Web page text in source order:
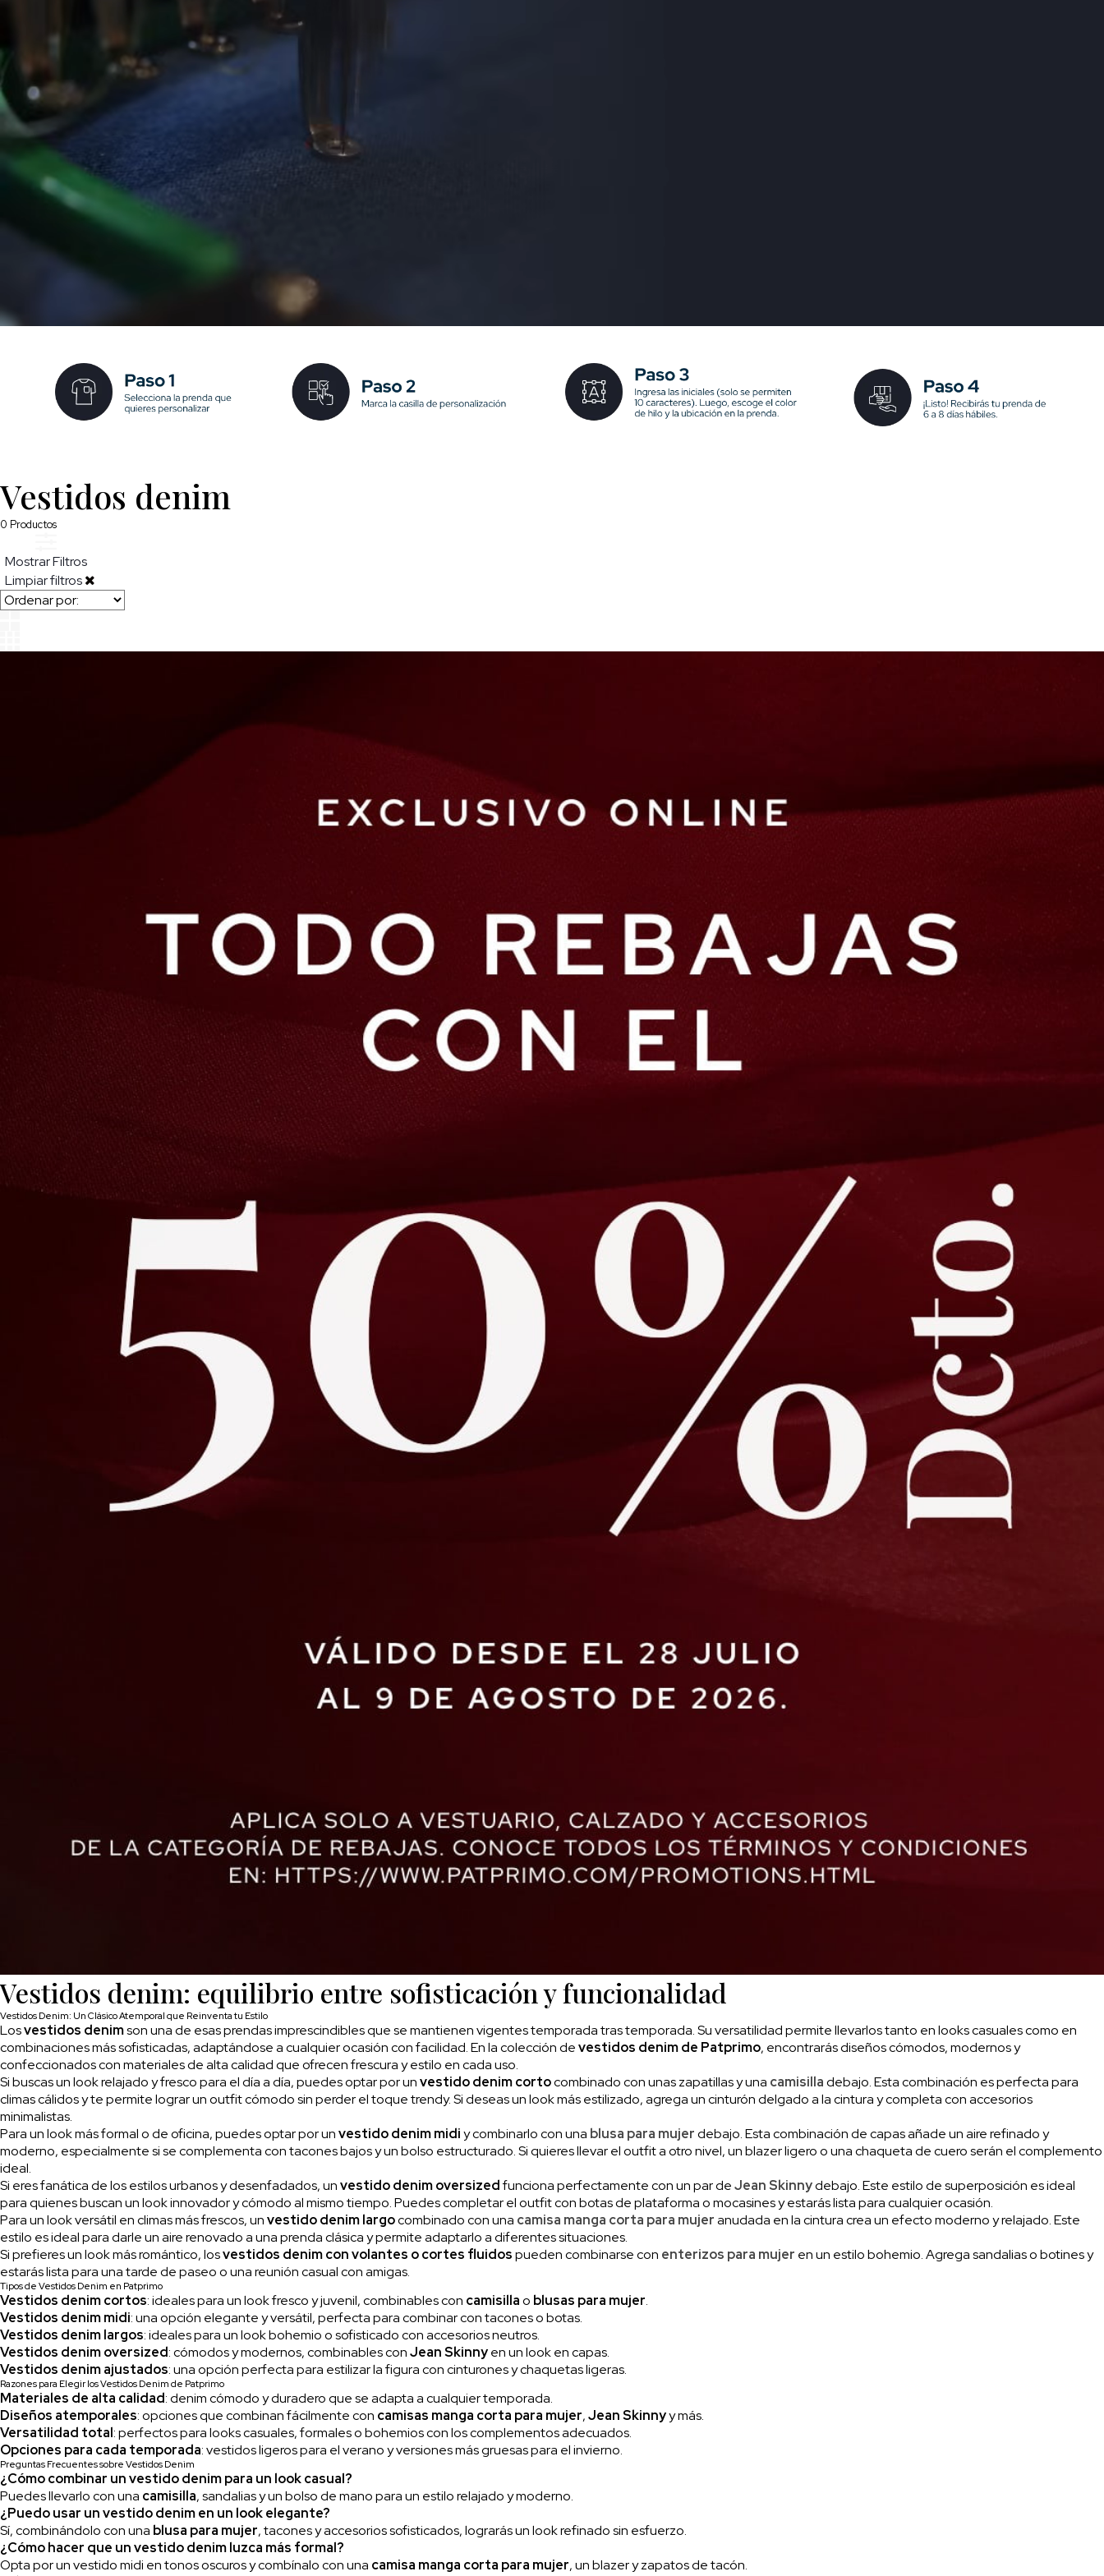
Vestidos denim
0 Productos
Mostrar Filtros
Limpiar filtros
Vestidos denim: equilibrio entre sofisticación y funcionalidad
Vestidos Denim: Un Clásico Atemporal que Reinventa tu Estilo
Losvestidos denimson una de esas prendas imprescindibles que se mantienen vigentes temporada tras temporada. Su versatilidad permite llevarlos tanto en looks casuales como en
combinaciones más sofisticadas, adaptándose a cualquier ocasión con facilidad. En la colección devestidos denim de Patprimo, encontrarás diseños cómodos, modernos y
confeccionados con materiales de alta calidad que ofrecen frescura y estilo en cada uso.
Si buscas un look relajado y fresco para el día a día, puedes optar por unvestido denim cortocombinado con unas zapatillas y una camisilladebajo. Esta combinación es perfecta para
climas cálidos y te permite lograr un outfit cómodo sin perder el toque trendy. Si deseas un look más estilizado, agrega un cinturón delgado a la cintura y completa con accesorios
minimalistas.
Para un look más formal o de oficina, puedes optar por unvestido denim midiy combinarlo con una blusa para mujerdebajo. Esta combinación de capas añade un aire refinado y
moderno, especialmente si se complementa con tacones bajos y un bolso estructurado. Si quieres llevar el outfit a otro nivel, un blazer ligero o una chaqueta de cuero serán el complemento
ideal.
Si eres fanática de los estilos urbanos y desenfadados, unvestido denim oversizedfunciona perfectamente con un par deJean Skinnydebajo. Este estilo de superposición es ideal
para quienes buscan un look innovador y cómodo al mismo tiempo. Puedes completar el outfit con botas de plataforma o mocasines y estarás lista para cualquier ocasión.
Para un look versátil en climas más frescos, unvestido denim largocombinado con una camisa manga corta para mujeranudada en la cintura crea un efecto moderno y relajado. Este
estilo es ideal para darle un aire renovado a una prenda clásica y permite adaptarlo a diferentes situaciones.
Si prefieres un look más romántico, losvestidos denim con volantes o cortes fluidospueden combinarse con enterizos para mujer en un estilo bohemio. Agrega sandalias o botines y
estarás lista para una tarde de paseo o una reunión casual con amigas.
Tipos de Vestidos Denim en Patprimo
Vestidos denim cortos: ideales para un look fresco y juvenil, combinables con camisillao blusas para mujer.
Vestidos denim midi: una opción elegante y versátil, perfecta para combinar con tacones o botas.
Vestidos denim largos: ideales para un look bohemio o sofisticado con accesorios neutros.
Vestidos denim oversized: cómodos y modernos, combinables conJean Skinnyen un look en capas.
Vestidos denim ajustados: una opción perfecta para estilizar la figura con cinturones y chaquetas ligeras.
Razones para Elegir los Vestidos Denim de Patprimo
Materiales de alta calidad: denim cómodo y duradero que se adapta a cualquier temporada.
Diseños atemporales: opciones que combinan fácilmente con camisas manga corta para mujer,Jean Skinnyy más.
Versatilidad total: perfectos para looks casuales, formales o bohemios con los complementos adecuados.
Opciones para cada temporada: vestidos ligeros para el verano y versiones más gruesas para el invierno.
Preguntas Frecuentes sobre Vestidos Denim
¿Cómo combinar un vestido denim para un look casual?
Puedes llevarlo con una camisilla, sandalias y un bolso de mano para un estilo relajado y moderno.
¿Puedo usar un vestido denim en un look elegante?
Sí, combinándolo con una blusa para mujer, tacones y accesorios sofisticados, lograrás un look refinado sin esfuerzo.
¿Cómo hacer que un vestido denim luzca más formal?
Opta por un vestido midi en tonos oscuros y combínalo con una camisa manga corta para mujer, un blazer y zapatos de tacón.